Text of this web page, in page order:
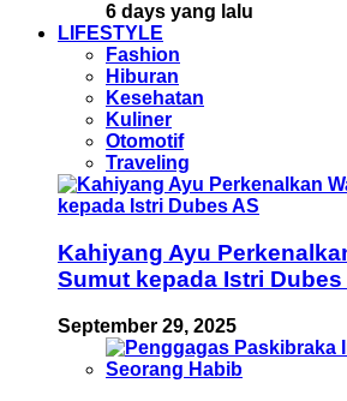
6 days yang lalu
LIFESTYLE
Fashion
Hiburan
Kesehatan
Kuliner
Otomotif
Traveling
Kahiyang Ayu
Sumut kepada Istri Dubes
September 29, 2025